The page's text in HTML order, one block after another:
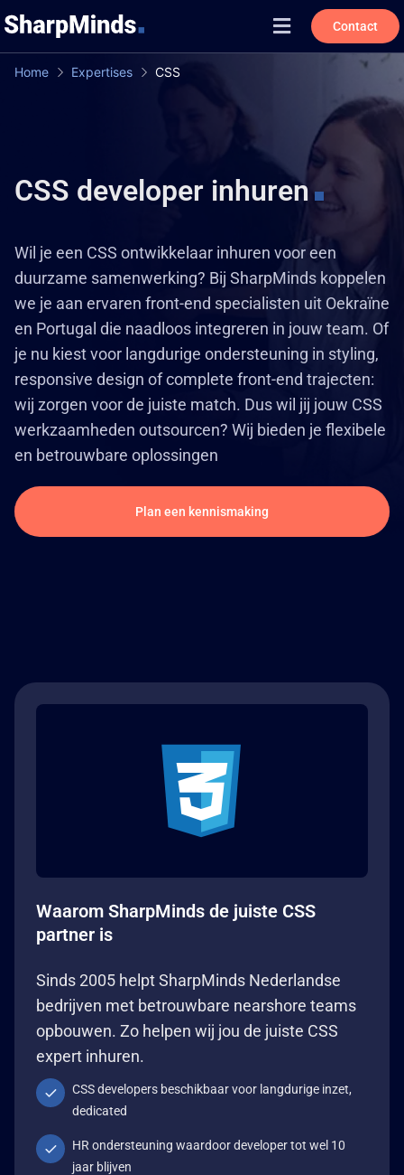
Contact
Home Expertises CSS
CSS developer inhuren
Wil je een CSS ontwikkelaar inhuren voor een
duurzame samenwerking? Bij SharpMinds koppelen
we je aan ervaren front-end specialisten uit Oekraïne
en Portugal die naadloos integreren in jouw team. Of
je nu kiest voor langdurige ondersteuning in styling,
responsive design of complete front-end trajecten:
wij zorgen voor de juiste match. Dus wil jij jouw CSS
werkzaamheden outsourcen? Wij bieden je flexibele
en betrouwbare oplossingen
Plan een kennismaking
Waarom SharpMinds de juiste CSS
partner is
Sinds 2005 helpt SharpMinds Nederlandse
bedrijven met betrouwbare nearshore teams
opbouwen. Zo helpen wij jou de juiste CSS
expert inhuren.
CSS developers beschikbaar voor langdurige inzet,
dedicated
HR ondersteuning waardoor developer tot wel 10
jaar blijven